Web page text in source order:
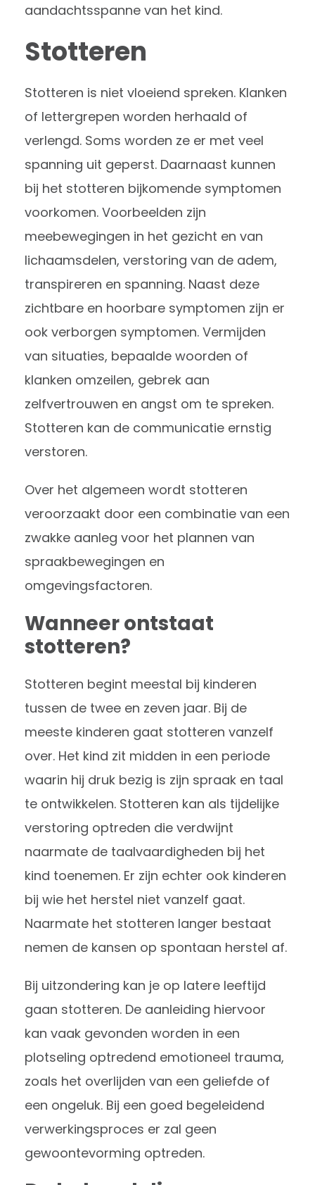
aandachtsspanne van het kind.
Stotteren
Stotteren is niet vloeiend spreken. Klanken
of lettergrepen worden herhaald of
verlengd. Soms worden ze er met veel
spanning uit geperst. Daarnaast kunnen
bij het stotteren bijkomende symptomen
voorkomen. Voorbeelden zijn
meebewegingen in het gezicht en van
lichaamsdelen, verstoring van de adem,
transpireren en spanning. Naast deze
zichtbare en hoorbare symptomen zijn er
ook verborgen symptomen. Vermijden
van situaties, bepaalde woorden of
klanken omzeilen, gebrek aan
zelfvertrouwen en angst om te spreken.
Stotteren kan de communicatie ernstig
verstoren.
Over het algemeen wordt stotteren
veroorzaakt door een combinatie van een
zwakke aanleg voor het plannen van
spraakbewegingen en
omgevingsfactoren.
Wanneer ontstaat
stotteren?
Stotteren begint meestal bij kinderen
tussen de twee en zeven jaar. Bij de
meeste kinderen gaat stotteren vanzelf
over. Het kind zit midden in een periode
waarin hij druk bezig is zijn spraak en taal
te ontwikkelen. Stotteren kan als tijdelijke
verstoring optreden die verdwijnt
naarmate de taalvaardigheden bij het
kind toenemen. Er zijn echter ook kinderen
bij wie het herstel niet vanzelf gaat.
Naarmate het stotteren langer bestaat
nemen de kansen op spontaan herstel af.
Bij uitzondering kan je op latere leeftijd
gaan stotteren. De aanleiding hiervoor
kan vaak gevonden worden in een
plotseling optredend emotioneel trauma,
zoals het overlijden van een geliefde of
een ongeluk. Bij een goed begeleidend
verwerkingsproces er zal geen
gewoontevorming optreden.